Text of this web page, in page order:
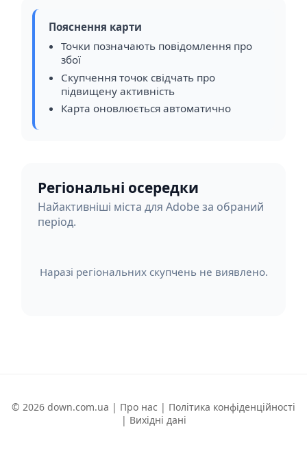
Пояснення карти
Точки позначають повідомлення про
збої
Скупчення точок свідчать про
підвищену активність
Карта оновлюється автоматично
Регіональні осередки
Найактивніші міста для Adobe за обраний
період.
Наразі регіональних скупчень не виявлено.
© 2026 down.com.ua | Про нас | Політика конфіденційності
| Вихідні дані